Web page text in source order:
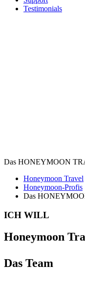
Testimonials
Das HONEYMOON
Honeymoon Travel
Honeymoon-Profis
Das
ICH WILL
Honeymoon
Das Team